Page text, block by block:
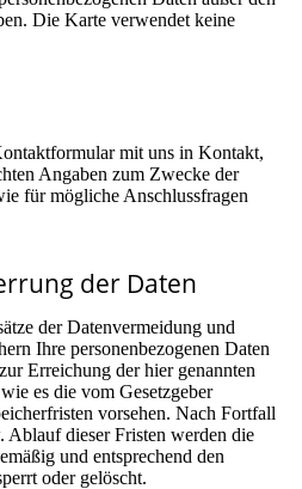
Die Karte verwendet keine
mit uns in Kontakt,
Angaben zum Zwecke der
für mögliche Anschlussfragen
der Daten
der Datenvermeidung und
Ihre personenbezogenen Daten
Erreichung der hier genannten
es die vom Gesetzgeber
vorsehen. Nach Fortfall
Ablauf dieser Fristen werden die
und entsprechend den
oder gelöscht.